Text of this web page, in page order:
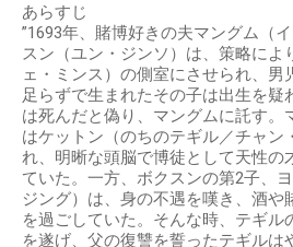
あらすじ
”1693年、賭博好きの夫マングム（
スン（ユン・ジンソ）は、策略によ
ェ・ミンス）の側室にさせられ、男
足らずで生まれたその子は出生を疑
は死んだと偽り、マングムに託す。
はケットン（のちのテギル／チャン
れ、明晰な頭脳で博徒として天性の
ていた。一方、ボクスンの第2子、
ジング）は、身の不遇を嘆き、酒や
を過ごしていた。そんな時、テギル
を遂げ、父の復讐を誓ったテギルは